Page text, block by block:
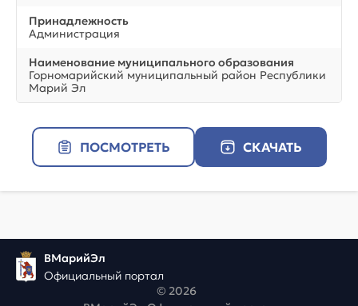
Принадлежность
Администрация
Наименование муниципального образования
Горномарийский муниципальный район Республики
Марий Эл
ПОСМОТРЕТЬ СКАЧАТЬ
ВМарийЭл
Официальный портал
© 2026